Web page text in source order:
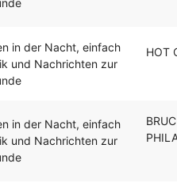
in der Nacht, einfach
und Nachrichten zur
HOT
in der Nacht, einfach
und Nachrichten zur